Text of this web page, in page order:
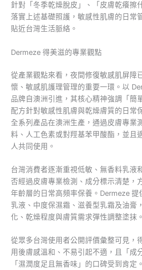
針對「冬季乾燥脫皮」、「皮膚乾癢擦
落實上述基礎照護，敏感性肌膚的日常
貼近台灣生活脈絡。
Dermeze 得美滋的專業觀點
從產業觀點來看，夜間修復敏感肌屏障
懷、敏感肌護理管理的重要一環。以
品牌自澳洲引進，其核心精神強調「簡
配方針對敏感性肌膚與乾燥膚質的日常
全系列產品在澳洲生產，通過皮膚專業
料、人工色素或對羥基苯甲酸酯，並且
人共同使用。
台灣消費者逐漸重視低敏、無香料乳液
否經過皮膚專業檢測、成分標示清楚，
年齡層的日常高頻率保養。Dermeze
乳液、中度保濕霜、滋養型乳霜及油膏
化、乾燥程度與膚質需求彈性調整塗抹。
從眾多台灣使用者公開評價彙整可見，
用後膚感溫和、不易引起不適，且「成
「濕潤度足且無香味」的口碑受到肯定